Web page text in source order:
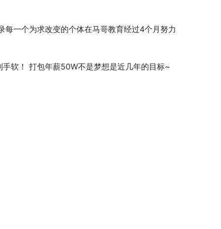
一个为求改变的个体在马哥教育经过4个月努力
软！ 打包年薪50W不是梦想是近几年的目标~